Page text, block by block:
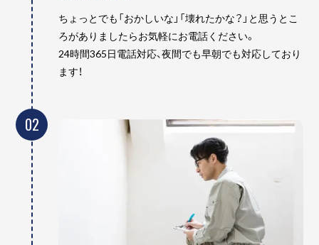
ちょっとでも「おかしいな」「壊れたかな？」と思うとこ
ろがありましたらお気軽にお電話ください。
24時間365日電話対応、夜間でも早朝でも対応しており
ます！
02